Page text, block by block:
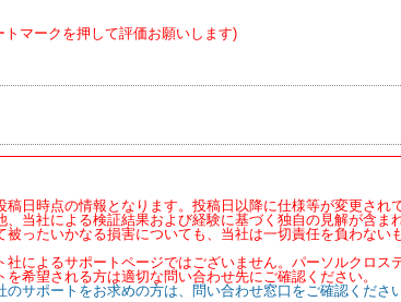
マークを押して評価お願いします)
日時点の情報となります。投稿日以降に仕様等が変更され
当社による検証結果および経験に基づく独自の見解が含ま
ったいかなる損害についても、当社は一切責任を負わない
によるサポートページではございません。パーソルクロス
希望される方は適切な問い合わせ先にご確認ください。
のサポートをお求めの方は、問い合わせ窓口をご確認くださ